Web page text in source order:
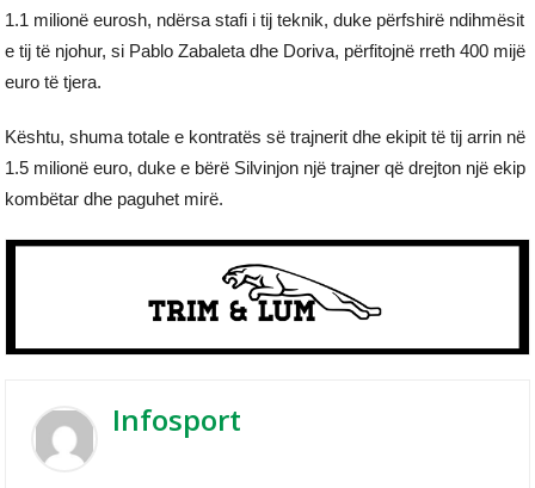
1.1 milionë eurosh, ndërsa stafi i tij teknik, duke përfshirë ndihmësit
e tij të njohur, si Pablo Zabaleta dhe Doriva, përfitojnë rreth 400 mijë
euro të tjera.
Kështu, shuma totale e kontratës së trajnerit dhe ekipit të tij arrin në
1.5 milionë euro, duke e bërë Silvinjon një trajner që drejton një ekip
kombëtar dhe paguhet mirë.
Infosport